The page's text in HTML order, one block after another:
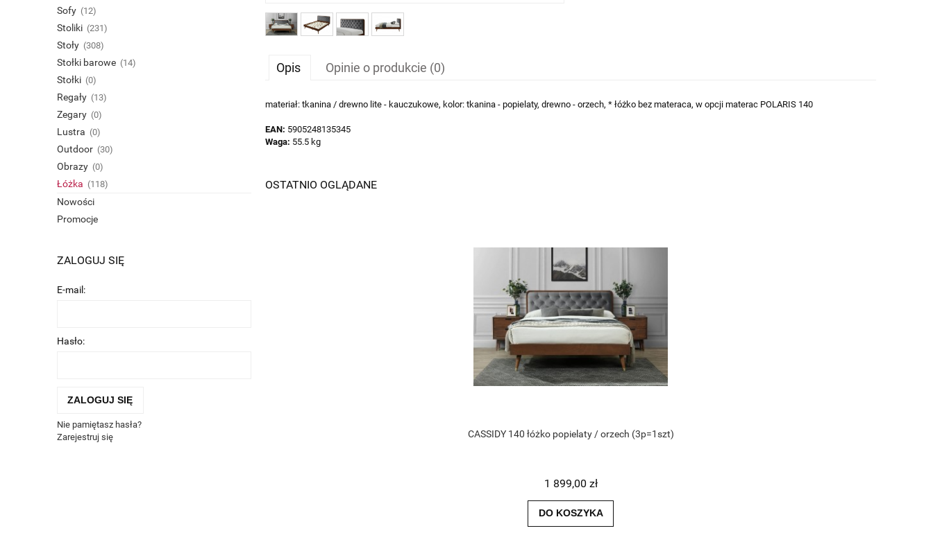
Sofy (12)
Stoliki (231)
Stoły (308)
Stołki barowe (14)
Stołki (0)
Regały (13)
Zegary (0)
Lustra (0)
Outdoor (30)
Obrazy (0)
Łóżka (118)
Nowości
Promocje
ZALOGUJ SIĘ
E-mail:
Hasło:
ZALOGUJ SIĘ
Nie pamiętasz hasła?
Zarejestruj się
Opis Opinie o produkcie (0)
materiał: tkanina / drewno lite - kauczukowe, kolor: tkanina - popielaty, drewno - orzech, * łóżko bez materaca, w opcji materac POLARIS 140
EAN: 5905248135345
Waga: 55.5 kg
OSTATNIO OGLĄDANE
CASSIDY 140 łóżko popielaty / orzech (3p=1szt)
1 899,00 zł
DO KOSZYKA